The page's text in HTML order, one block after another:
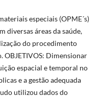
especiais (OPME´s)
diversas áreas da saúde,
do procedimento
OBJETIVOS: Dimensionar
espacial e temporal no
e a gestão adequada
utilizou dados do